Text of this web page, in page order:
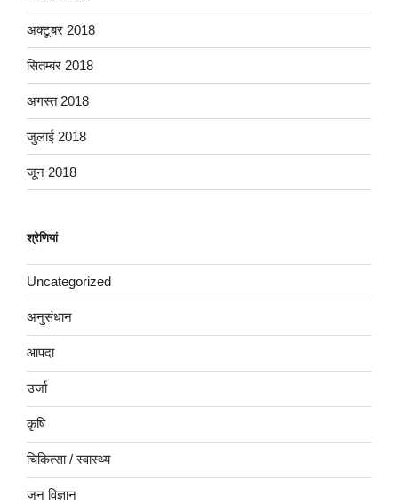
अक्टूबर 2018
सितम्बर 2018
अगस्त 2018
जुलाई 2018
जून 2018
श्रेणियां
Uncategorized
अनुसंधान
आपदा
उर्जा
कृषि
चिकित्सा / स्वास्थ्य
जन विज्ञान